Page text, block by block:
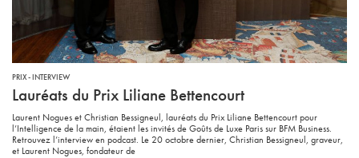
PRIX - INTERVIEW
Lauréats du Prix Liliane Bettencourt
Laurent Nogues et Christian Bessigneul, lauréats du Prix Liliane Bettencourt pour
l’Intelligence de la main, étaient les invités de Goûts de Luxe Paris sur BFM Business.
Retrouvez l’interview en podcast. Le 20 octobre dernier, Christian Bessigneul, graveur,
et Laurent Nogues, fondateur de